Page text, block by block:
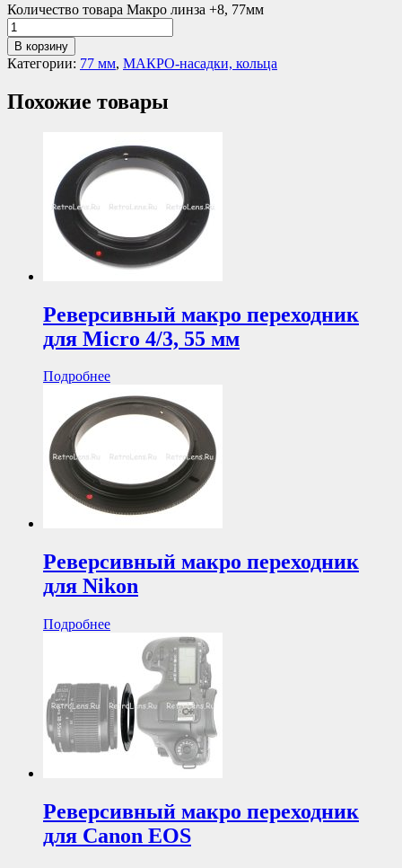
Количество товара Макро линза +8, 77мм
В корзину
Категории: 77 мм, МАКРО-насадки, кольца
Похожие товары
Реверсивный макро переходник
для Micro 4/3, 55 мм
Подробнее
Реверсивный макро переходник
для Nikon
Подробнее
Реверсивный макро переходник
для Canon EOS